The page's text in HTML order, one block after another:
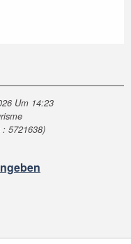
Um 14:23
: 5721638)